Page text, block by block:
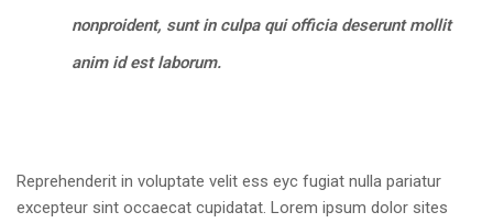
nonproident, sunt in culpa qui officia deserunt mollit
anim id est laborum.
Reprehenderit in voluptate velit ess eyc fugiat nulla pariatur
excepteur sint occaecat cupidatat. Lorem ipsum dolor sites